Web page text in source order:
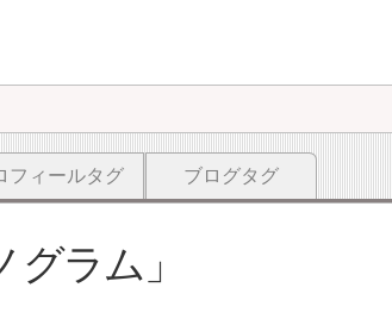
フィールタグ ブログタグ
グラム